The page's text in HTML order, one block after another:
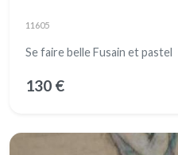
11605
Se faire belle Fusain et pastel
130 €